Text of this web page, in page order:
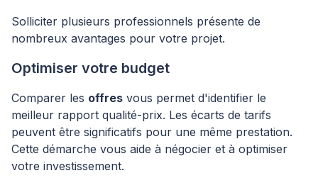
Solliciter plusieurs professionnels présente de
nombreux avantages pour votre projet.
Optimiser votre budget
Comparer les offres vous permet d'identifier le
meilleur rapport qualité-prix. Les écarts de tarifs
peuvent être significatifs pour une même prestation.
Cette démarche vous aide à négocier et à optimiser
votre investissement.